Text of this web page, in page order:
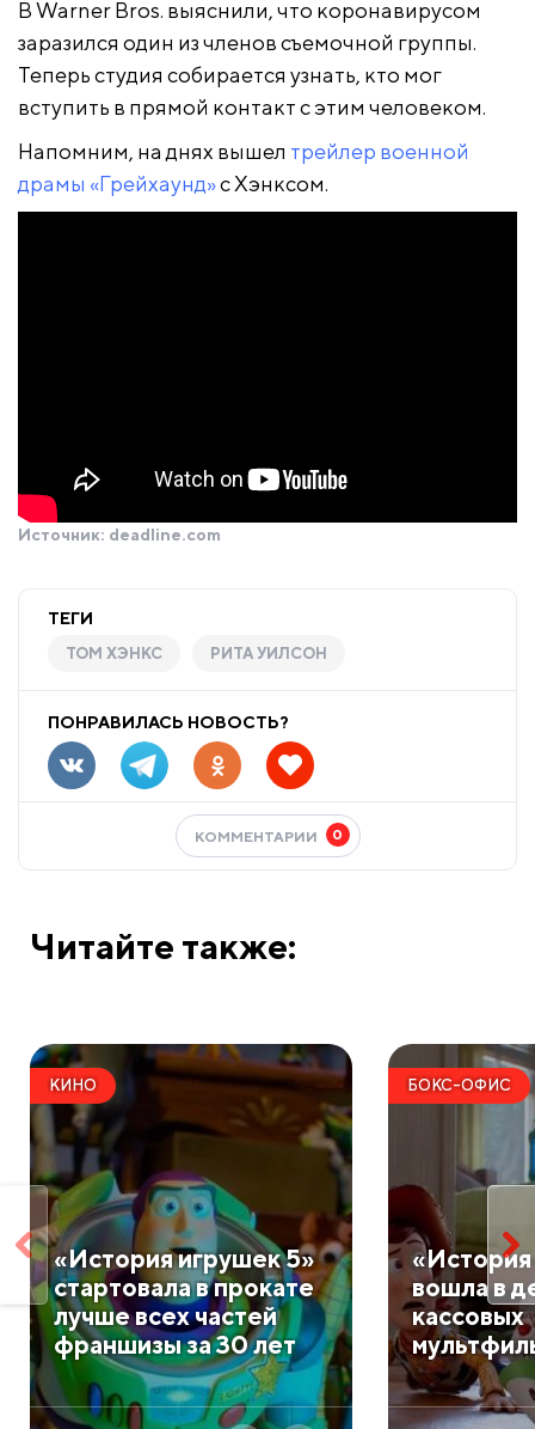
В Warner Bros. выяснили, что коронавирусом
заразился один из членов съемочной группы.
Теперь студия собирается узнать, кто мог
вступить в прямой контакт с этим человеком.
Напомним, на днях вышел трейлер военной
драмы «Грейхаунд»с Хэнксом.
Источник: deadline.com
ТЕГИ
ТОМ ХЭНКС РИТА УИЛСОН
ПОНРАВИЛАСЬ НОВОСТЬ?
КОММЕНТАРИИ 0
Читайте также:
КИНО
«История игрушек 5»
стартовала в прокате
лучше всех частей
франшизы за 30 лет
БОКС-ОФИС
вошла в
кассовых